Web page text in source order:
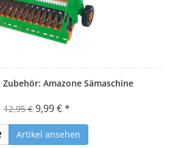
Zubehör: Amazone Sämaschine
12,95 € 9,99 € *
Artikel ansehen